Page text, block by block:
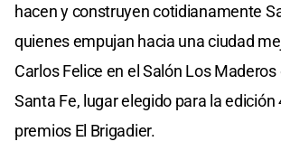
hacen y construyen cotidianamente
quienes empujan hacia una ciudad
Carlos Felice en el Salón Los Maderos
Santa Fe, lugar elegido para la edición
premios El Brigadier.